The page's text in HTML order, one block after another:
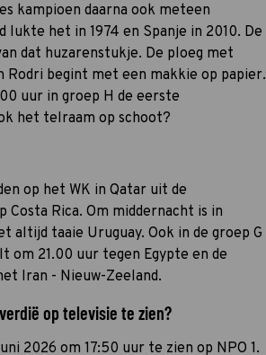
kampioen daarna ook meteen
het in 1974 en Spanje in 2010. De
dat huzarenstukje. De ploeg met
Rodri begint met een makkie op papier.
uur in groep H de eerste
het telraam op schoot?
op het WK in Qatar uit de
Rica. Om middernacht is in
altijd taaie Uruguay. Ook in de groep G
om 21.00 uur tegen Egypte en de
Iran - Nieuw-Zeeland.
op televisie te zien?
2026 om 17:50 uur te zien op NPO 1.